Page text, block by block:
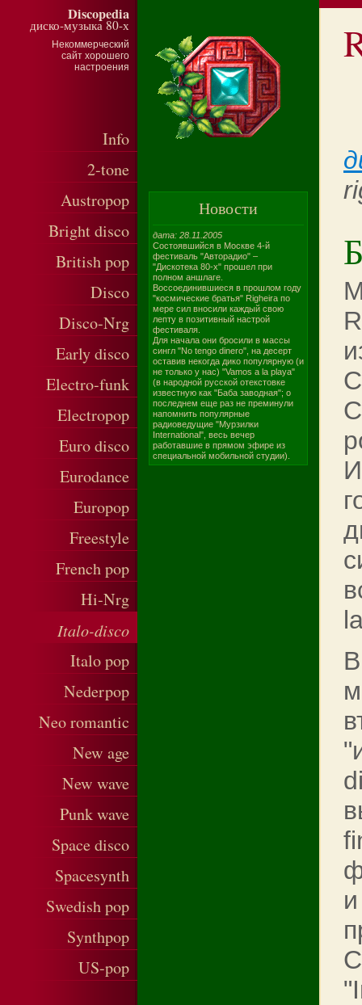
Discopedia
диско-музыка 80-х
Некоммерческий
сайт хорошего
настроения
Info
2-tone
Austropop
Bright disco
British pop
Disco
Disco-Nrg
Early disco
Electro-funk
Electropop
Euro disco
Eurodance
Europop
Freestyle
French pop
Hi-Nrg
Italo-disco
Italo pop
Nederpop
Neo romantic
New age
New wave
Punk wave
Space disco
Spacesynth
Swedish pop
Synthpop
US-pop
Новости
дата: 28.11.2005
Состоявшийся в Москве 4-й
фестиваль "Авторадио" –
"Дискотека 80-х" прошел при
полном аншлаге.
Воссоединившиеся в прошлом году
"космические братья" Righeira по
мере сил вносили каждый свою
лепту в позитивный настрой
фестиваля.
Для начала они бросили в массы
сингл "No tengo dinero", на десерт
оставив некогда дико популярную (и
не только у нас) "Vamos a la playa"
(в народной русской отекстовке
известную как "Баба заводная"; о
последнем еще раз не преминули
напомнить популярные
радиоведущие "Мурзилки
International", весь вечер
работавшие в прямом эфире из
специальной мобильной студии).